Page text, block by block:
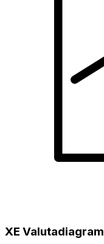
XE Valutadiagram